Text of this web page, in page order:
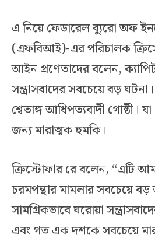
এ নিয়ে ফেডারেল ব্যুরো অফ
(এফবিআই)-এর পরিচালক
আইন প্রণেতাদের বলেন,
সন্ত্রাসবাদের সবচেয়ে বড়
শ্বেতাঙ্গ আধিপত্যবাদী গোষ্ঠী।
জন্য মারাত্মক হুমকি।
ক্রিস্টোফার রে বলেন, “এটি
চরমপন্থার মামলার সবচেয়ে
সামগ্রিকভাবে ঘরোয়া
এবং গত এক দশকে সবচেয়ে